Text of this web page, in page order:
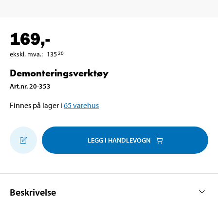
169,-
ekskl. mva.: 13520
Demonteringsverktøy
Art.nr. 20-353
Finnes på lager i 65varehus
LEGG I HANDLEVOGN
Beskrivelse